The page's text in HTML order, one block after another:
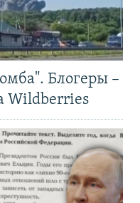
Блогеры –
Wildberries